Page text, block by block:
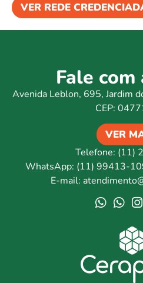
VER REDE
Fale
Avenida Leblon, 695, Jardim
CEP:
VER
Telefone: (11)
WhatsApp: (11) 99413-
E-mail: